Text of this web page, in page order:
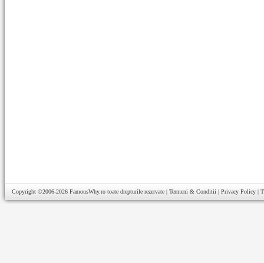
Copyright ©2006-2026 FamousWhy.ro toate drepturile rezervate | Termeni & Conditii | Privacy Policy |